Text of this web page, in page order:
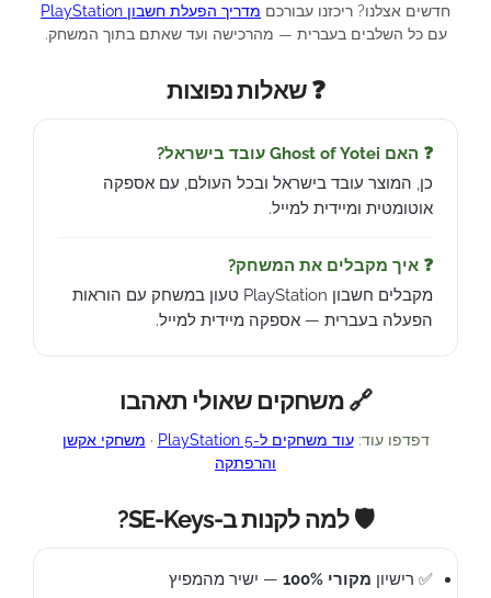
חדשים אצלנו? ריכזנו עבורכם מדריך הפעלת חשבון PlayStation
עם כל השלבים בעברית — מהרכישה ועד שאתם בתוך המשחק.
❓ שאלות נפוצות
❓ האם Ghost of Yotei עובד בישראל?
כן, המוצר עובד בישראל ובכל העולם, עם אספקה
אוטומטית ומיידית למייל.
❓ איך מקבלים את המשחק?
מקבלים חשבון PlayStation טעון במשחק עם הוראות
הפעלה בעברית — אספקה מיידית למייל.
🔗 משחקים שאולי תאהבו
דפדפו עוד:עוד משחקים ל-PlayStation 5 · משחקי אקשן
והרפתקה
🛡️ למה לקנות ב-SE-Keys?
✅ רישיון מקורי 100% — ישיר מהמפיץ